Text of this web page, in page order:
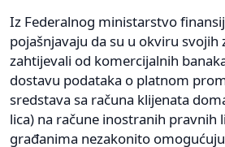
Iz Federalnog ministarstvo
pojašnjavaju da su u okviru svojih
zahtijevali od komercijalnih
dostavu podataka o platnom
sredstava sa računa klijenata
lica) na račune inostranih pravnih
građanima nezakonito